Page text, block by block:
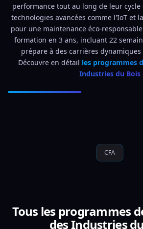
performance tout au long de leur cycle
technologies avancées comme l'IoT et
pour une maintenance éco-
formation en 3 ans, incluant 22
prépare à des carrières
Découvre en détail les programmes
Industries du Bois
CFA
Tous les programmes
des Industries